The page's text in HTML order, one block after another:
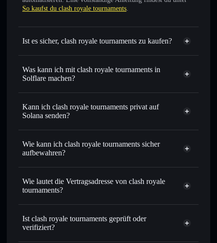
So kaufst du clash royale tournaments.
Ist es sicher, clash royale tournaments zu kaufen?
clash royale tournaments
Was kann ich mit clash royale tournaments in
Solflare machen?
clash royale tournaments Solflare-Wallet
Sofort tauschen
– handle TOURNAMENT gegen SOL,
intelligentem Order Routing zum bestmöglichen Kurs
Limit-Orders setzen– automatisiere Trades zu deinem
Zielkurs für TOURNAMENT
Durchschnittskosteneffekt nutzen– Schritt für Schritt
einsteigen
öffentlich zu verknüpfen, mithilfe des in Solflare
In Echtzeit verfolgen
Kann ich clash royale tournaments privat auf
Solana senden?
Privacy
Wie kann ich clash royale tournaments sicher
aufbewahren?
clash royale tournaments
Aggregator
Wie lautet die Vertragsadresse von clash royale
tournaments?
clash royale
C7HawhF9JUPUNE1NzA9qgUj4moMsNqgBZhLDwJvgpump
Ist clash royale tournaments geprüft oder
verifiziert?